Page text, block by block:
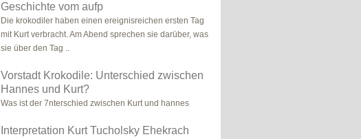
Geschichte vom aufp
Die krokodiler haben einen ereignisreichen ersten Tag
mit Kurt verbracht. Am Abend sprechen sie darüber, was
sie über den Tag ..
Vorstadt Krokodile: Unterschied zwischen
Hannes und Kurt?
Was ist der 7nterschied zwischen Kurt und hannes
Interpretation Kurt Tucholsky Ehekrach